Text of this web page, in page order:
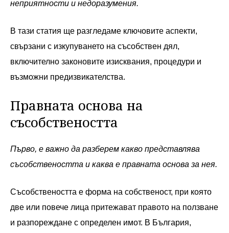
неприятности и недоразумения.
В тази статия ще разгледаме ключовите аспекти,
свързани с изкупуването на съсобствен дял,
включително законовите изисквания, процедури и
възможни предизвикателства.
Правната основа на
съсобствеността
Първо, е важно да разберем какво представлява
съсобствеността и каква е правната основа за нея.
Съсобствеността е форма на собственост, при която
две или повече лица притежават правото на ползване
и разпореждане с определен имот. В България,